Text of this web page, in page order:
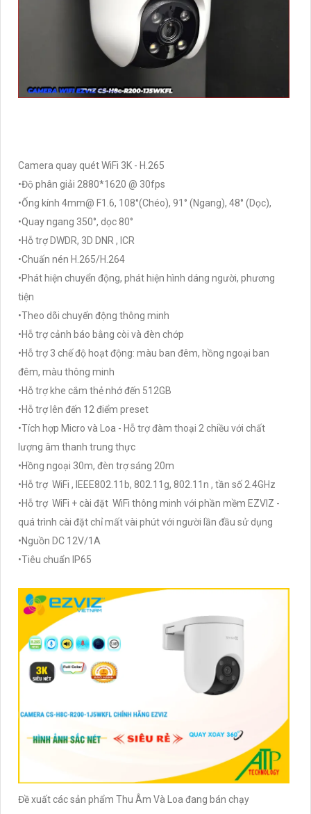
Camera quay quét WiFi 3K - H.265
•Độ phân giải 2880*1620 @ 30fps
•Ống kính 4mm@ F1.6, 108°(Chéo), 91° (Ngang), 48° (Dọc),
•Quay ngang 350°, dọc 80°
•Hỗ trợ DWDR, 3D DNR , ICR
•Chuấn nén H.265/H.264
•Phát hiện chuyển động, phát hiện hình dáng người, phương
tiện
•Theo dõi chuyển động thông minh
•Hỗ trợ cảnh báo bằng còi và đèn chớp
•Hỗ trợ 3 chế độ hoạt động: màu ban đêm, hồng ngoại ban
đêm, màu thông minh
•Hỗ trợ khe cắm thẻ nhớ đến 512GB
•Hỗ trợ lên đến 12 điểm preset
•Tích hợp Micro và Loa - Hỗ trợ đàm thoại 2 chiều với chất
lượng âm thanh trung thực
•Hồng ngoại 30m, đèn trợ sáng 20m
•Hỗ trợ WiFi , IEEE802.11b, 802.11g, 802.11n , tần số 2.4GHz
•Hỗ trợ WiFi + cài đặt WiFi thông minh với phần mềm EZVIZ -
quá trình cài đặt chỉ mất vài phút với người lần đầu sử dụng
•Nguồn DC 12V/1A
•Tiêu chuẩn IP65
Đề xuất các sản phẩm Thu Âm Và Loa đang bán chạy